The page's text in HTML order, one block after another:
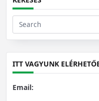
Search
for:
ITT VAGYUNK
Email: